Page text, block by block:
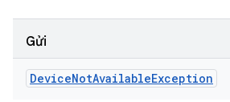
Gửi
DeviceNotAvailableException